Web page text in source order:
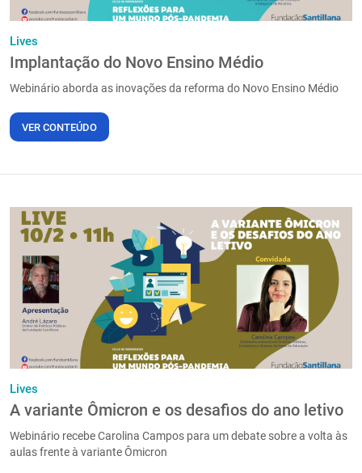
Lives
Implantação do Novo Ensino Médio
Webinário aborda as inovações da reforma do Novo Ensino Médio
VER CONTEÚDO
Lives
A variante Ômicron e os desafios do ano letivo
Webinário recebe Carolina Campos para um debate sobre a volta às
aulas frente à variante Ômicron